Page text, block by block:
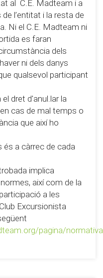
al C.E. Madteam i a
l’entitat i la resta de
Ni el C.E. Madteam ni
es faran
dels
ni dels danys
qualsevol participant
dret d'anul.lar la
cas de mal temps o
que així ho
és a càrrec de cada
implica
així com de la
a les
Excursionista
pagina/